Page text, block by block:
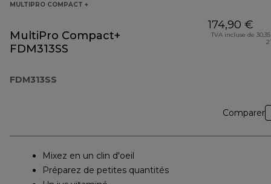
MULTIPRO COMPACT +
MultiPro Compact+
FDM313SS
FDM313SS
174,90 €
TVA incluse de
Comparer
Mixez en un clin d'oeil
Préparez de petites quantités